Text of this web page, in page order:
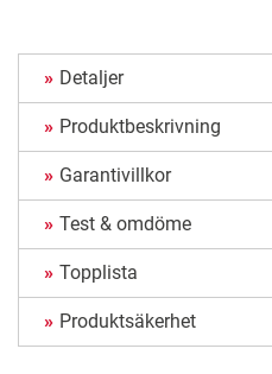
Detaljer
Produktbeskrivning
Garantivillkor
Test & omdöme
Topplista
Produktsäkerhet